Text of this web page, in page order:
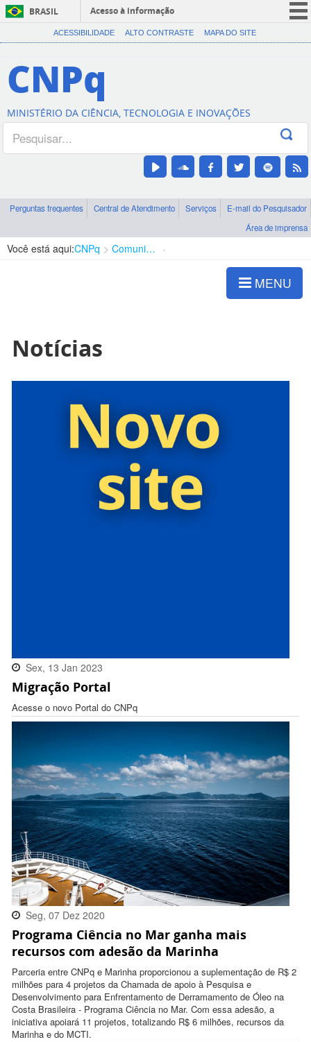
BRASIL
Acesso à informação
CORONAVÍRUS (COVID-19)
Canais
ACESSIBILIDADE ALTO CONTRASTE MAPA DO SITE
CNPq
MINISTÉRIO DA CIÊNCIA, TECNOLOGIA E INOVAÇÕES
Perguntas frequentes Central de Atendimento Serviços
E-mail do Pesquisador
Área de imprensa
Você está aqui:CNPq Comunicação
MENU
Notícias
Sex, 13 Jan 2023
16:32:00 -0300
Migração Portal
Acesse o novo Portal do CNPq
Seg, 07 Dez 2020
12:31:00 -0300
Programa Ciência no Mar ganha mais
recursos com adesão da Marinha
Parceria entre CNPq e Marinha proporcionou a suplementação de R$ 2
milhões para 4 projetos da Chamada de apoio à Pesquisa e
Desenvolvimento para Enfrentamento de Derramamento de Óleo na
Costa Brasileira - Programa Ciência no Mar. Com essa adesão, a
iniciativa apoiará 11 projetos, totalizando R$ 6 milhões, recursos da
Marinha e do MCTI.